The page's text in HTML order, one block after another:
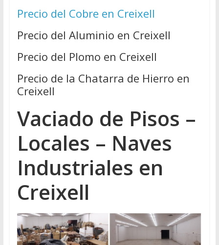
Precio del Cobre en Creixell
Precio del Aluminio en Creixell
Precio del Plomo en Creixell
Precio de la Chatarra de Hierro en
Creixell
Vaciado de Pisos –
Locales – Naves
Industriales en
Creixell